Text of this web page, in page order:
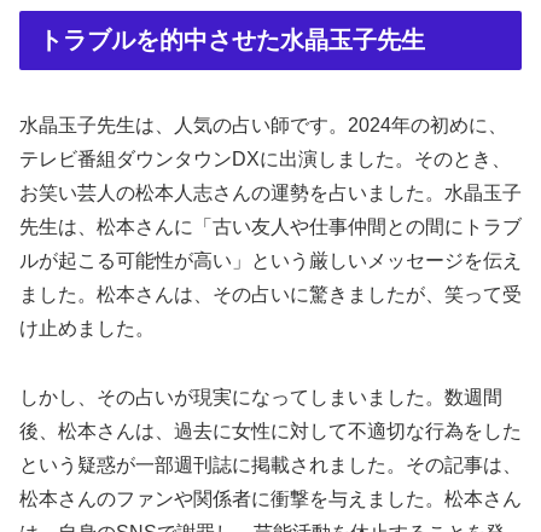
トラブルを的中させた水晶玉子先生
水晶玉子先生は、人気の占い師です。2024年の初めに、
テレビ番組ダウンタウンDXに出演しました。そのとき、
お笑い芸人の松本人志さんの運勢を占いました。水晶玉子
先生は、松本さんに「古い友人や仕事仲間との間にトラブ
ルが起こる可能性が高い」という厳しいメッセージを伝え
ました。松本さんは、その占いに驚きましたが、笑って受
け止めました。
しかし、その占いが現実になってしまいました。数週間
後、松本さんは、過去に女性に対して不適切な行為をした
という疑惑が一部週刊誌に掲載されました。その記事は、
松本さんのファンや関係者に衝撃を与えました。松本さん